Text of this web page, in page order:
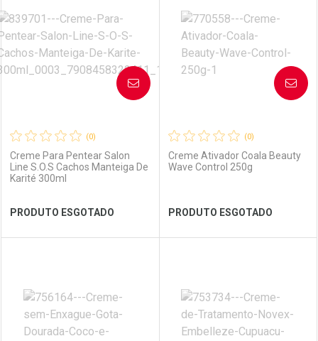
Laboratório
Por Menos Laboratório
Por Menos
(0)
Creme Para Pentear Salon
Line S.O.S Cachos Manteiga De
Karité 300ml
PRODUTO ESGOTADO
AVISE-ME
Laboratório
Por Menos
(0)
Creme Ativador Coala Beauty
Wave Control 250g
PRODUTO ESGOTADO
AVISE-ME
Laboratório
Por Menos